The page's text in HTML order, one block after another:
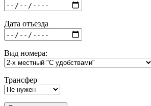
Дата отъезда
Вид номера:
Трансфер